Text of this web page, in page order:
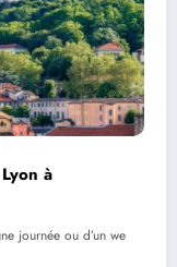
à
journée ou d’un we